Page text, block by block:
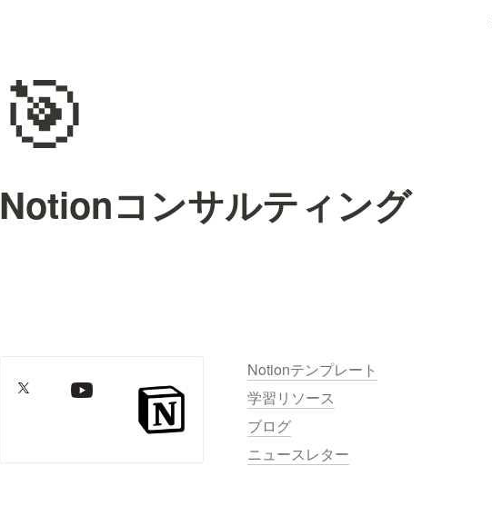
🎯
Notionコンサルティング
Notionテンプレート
学習リソース
ブログ
ニュースレター